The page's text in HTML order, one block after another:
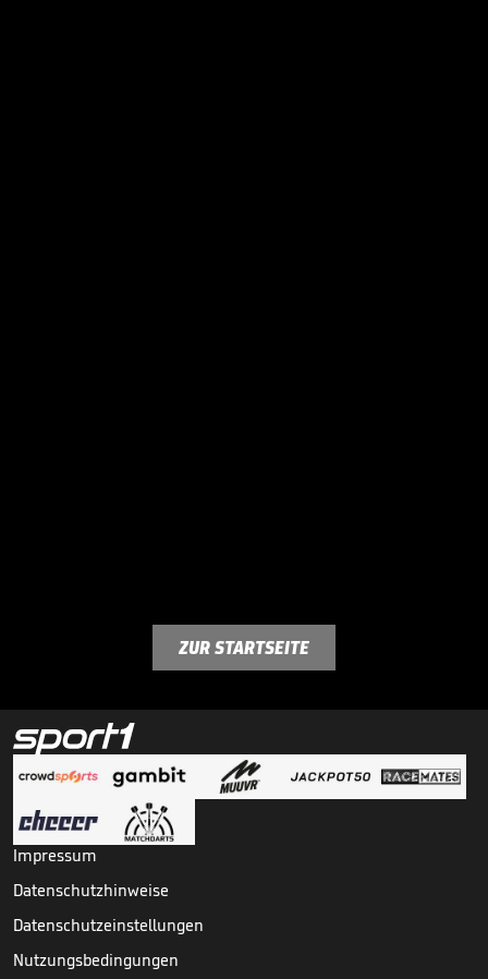
ZUR STARTSEITE
Impressum
Datenschutzhinweise
Datenschutzeinstellungen
Nutzungsbedingungen